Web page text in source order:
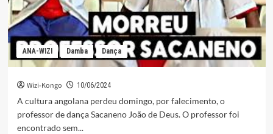
ANA-WIZI Damba Dança
Wizi-Kongo 10/06/2024
A cultura angolana perdeu domingo, por falecimento, o
professor de dança Sacaneno João de Deus. O professor foi
encontrado sem...